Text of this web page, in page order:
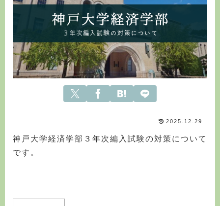
2025.12.29
神戸大学経済学部３年次編入試験の対策について
です。